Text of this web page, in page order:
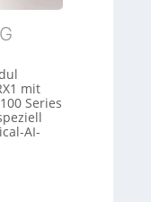
mit
Series
AI-